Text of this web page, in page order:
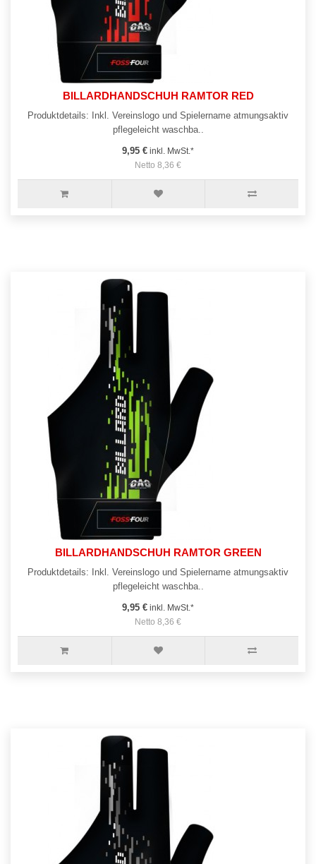
BILLARDHANDSCHUH RAMTOR RED
Produktdetails: Inkl. Vereinslogo und Spielername atmungsaktiv
pflegeleicht waschba..
9,95 € inkl. MwSt.*
Netto 8,36 €
BILLARDHANDSCHUH RAMTOR GREEN
Produktdetails: Inkl. Vereinslogo und Spielername atmungsaktiv
pflegeleicht waschba..
9,95 € inkl. MwSt.*
Netto 8,36 €